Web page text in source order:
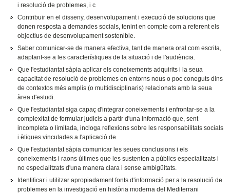
i resolució de problemes, i c
Contribuir en el disseny, desenvolupament i execució de solucions que
donen resposta a demandes socials, tenint en compte com a referent els
objectius de desenvolupament sostenible.
Saber comunicar-se de manera efectiva, tant de manera oral com escrita,
adaptant-se a les característiques de la situació i de l'audiència.
Que l'estudiantat sàpia aplicar els coneixements adquirits i la seua
capacitat de resolució de problemes en entorns nous o poc coneguts dins
de contextos més amplis (o multidisciplinaris) relacionats amb la seua
àrea d'estudi.
Que l'estudiantat siga capaç d'integrar coneixements i enfrontar-se a la
complexitat de formular judicis a partir d'una informació que, sent
incompleta o limitada, incloga reflexions sobre les responsabilitats socials
i ètiques vinculades a l'aplicació de
Que l'estudiantat sàpia comunicar les seues conclusions i els
coneixements i raons últimes que les sustenten a públics especialitzats i
no especialitzats d'una manera clara i sense ambigüitats.
Identificar i utilitzar apropiadament fonts d'informació per a la resolució de
problemes en la investigació en història moderna del Mediterrani